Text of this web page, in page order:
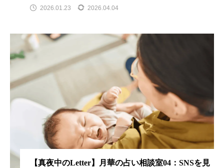
2026.01.23 2026.04.04
【真夜中のLetter】月華の占い相談室04：SNSを見